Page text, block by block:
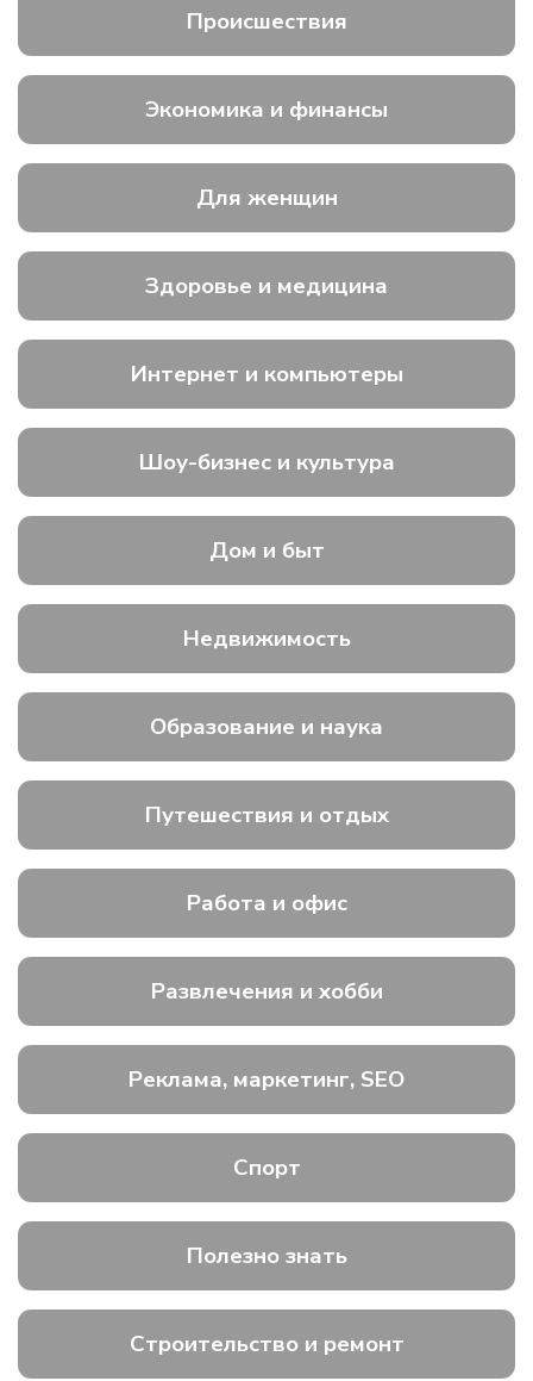
Происшествия
Экономика и финансы
Для женщин
Здоровье и медицина
Интернет и компьютеры
Шоу-бизнес и культура
Дом и быт
Недвижимость
Образование и наука
Путешествия и отдых
Работа и офис
Развлечения и хобби
Реклама, маркетинг, SEO
Спорт
Полезно знать
Строительство и ремонт